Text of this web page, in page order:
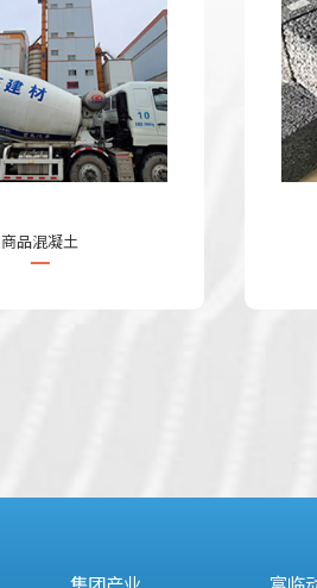
商品混凝土